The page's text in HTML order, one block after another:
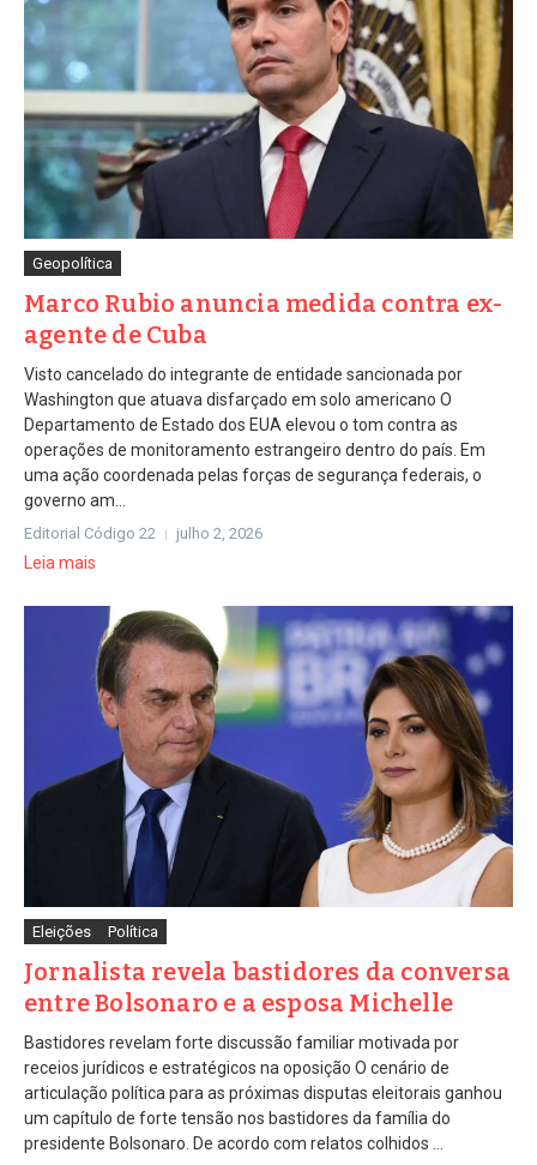
Geopolítica
Marco Rubio anuncia medida contra ex-
agente de Cuba
Visto cancelado do integrante de entidade sancionada por
Washington que atuava disfarçado em solo americano O
Departamento de Estado dos EUA elevou o tom contra as
operações de monitoramento estrangeiro dentro do país. Em
uma ação coordenada pelas forças de segurança federais, o
governo am...
Editorial Código 22 julho 2, 2026
Leia mais
Eleições Política
Jornalista revela bastidores da conversa
entre Bolsonaro e a esposa Michelle
Bastidores revelam forte discussão familiar motivada por
receios jurídicos e estratégicos na oposição O cenário de
articulação política para as próximas disputas eleitorais ganhou
um capítulo de forte tensão nos bastidores da família do
presidente Bolsonaro. De acordo com relatos colhidos ...